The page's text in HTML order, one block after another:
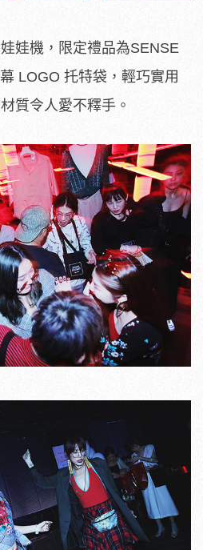
娃機，限定禮品為SENSE
LOGO 托特袋，輕巧實用
質令人愛不釋手。